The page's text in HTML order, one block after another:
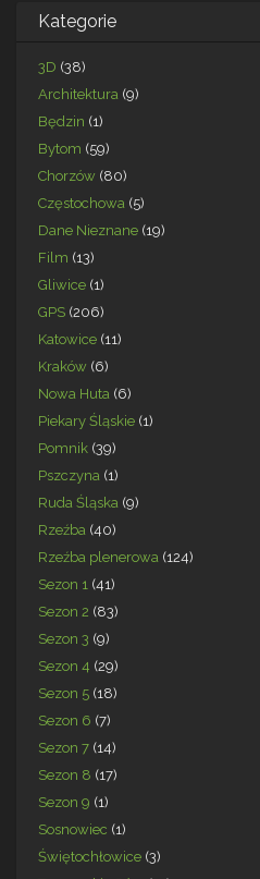
Kategorie
3D (38)
Architektura (9)
Będzin (1)
Bytom (59)
Chorzów (80)
Częstochowa (5)
Dane Nieznane (19)
Film (13)
Gliwice (1)
GPS (206)
Katowice (11)
Kraków (6)
Nowa Huta (6)
Piekary Śląskie (1)
Pomnik (39)
Pszczyna (1)
Ruda Śląska (9)
Rzeźba (40)
Rzeźba plenerowa (124)
Sezon 1 (41)
Sezon 2 (83)
Sezon 3 (9)
Sezon 4 (29)
Sezon 5 (18)
Sezon 6 (7)
Sezon 7 (14)
Sezon 8 (17)
Sezon 9 (1)
Sosnowiec (1)
Świętochłowice (3)